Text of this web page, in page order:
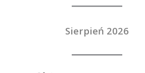
Sierpień 2026